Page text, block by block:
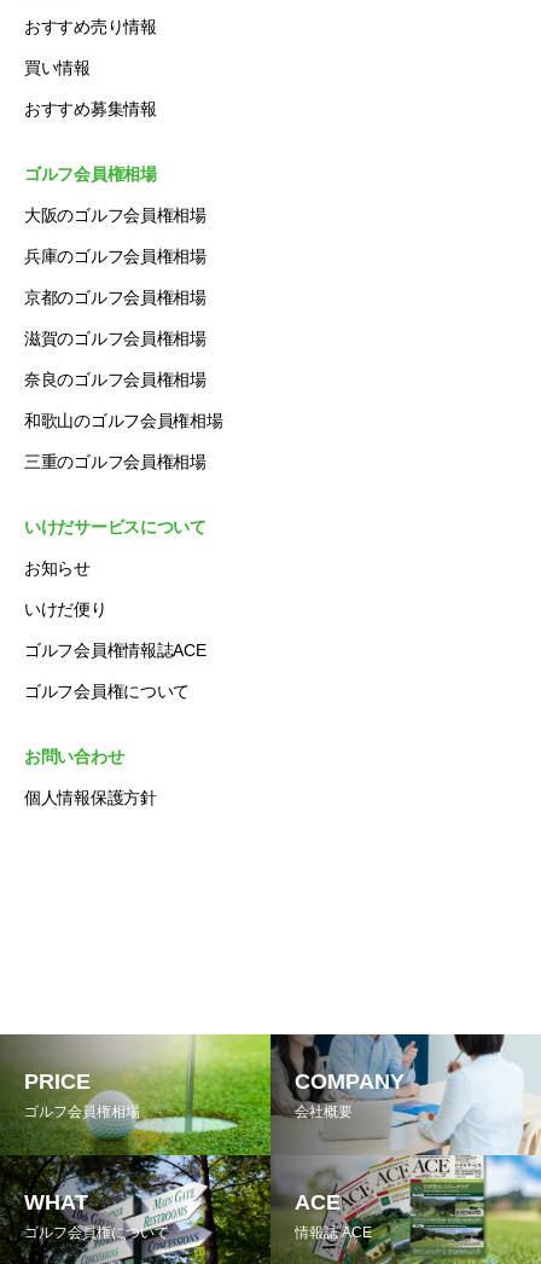
おすすめ売り情報
買い情報
おすすめ募集情報
ゴルフ会員権相場
大阪のゴルフ会員権相場
兵庫のゴルフ会員権相場
京都のゴルフ会員権相場
滋賀のゴルフ会員権相場
奈良のゴルフ会員権相場
和歌山のゴルフ会員権相場
三重のゴルフ会員権相場
いけだサービスについて
お知らせ
いけだ便り
ゴルフ会員権情報誌ACE
ゴルフ会員権について
お問い合わせ
個人情報保護方針
PRICE
ゴルフ会員権相場
COMPANY
会社概要
WHAT
ゴルフ会員権について
ACE
情報誌 ACE